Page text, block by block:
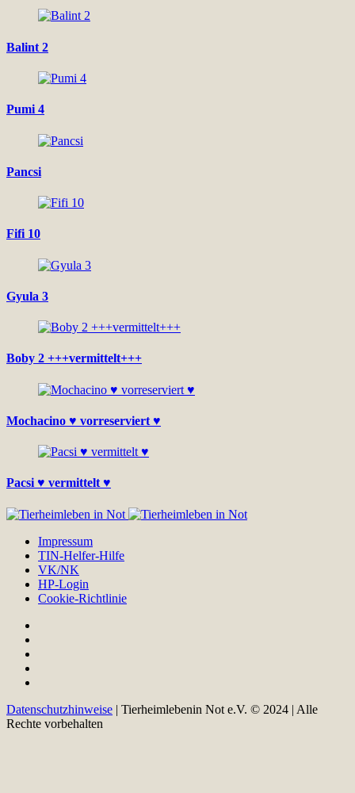
Balint 2
Pumi 4
Pancsi
Fifi 10
Gyula 3
Boby 2 +++vermittelt+++
Mochacino ♥ vorreserviert ♥
Pacsi ♥ vermittelt ♥
Impressum
TIN-Helfer-Hilfe
VK/NK
HP-Login
Cookie-Richtlinie
Datenschutzhinweise | Tierheimlebenin Not e.V. © 2024 | Alle
Rechte vorbehalten